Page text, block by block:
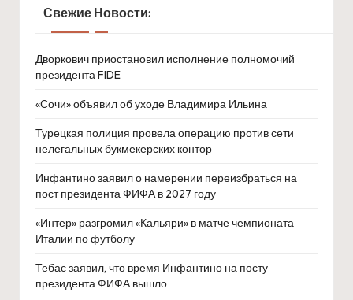
Свежие Новости:
Дворкович приостановил исполнение полномочий
президента FIDE
«Сочи» объявил об уходе Владимира Ильина
Турецкая полиция провела операцию против сети
нелегальных букмекерских контор
Инфантино заявил о намерении переизбраться на
пост президента ФИФА в 2027 году
«Интер» разгромил «Кальяри» в матче чемпионата
Италии по футболу
Тебас заявил, что время Инфантино на посту
президента ФИФА вышло